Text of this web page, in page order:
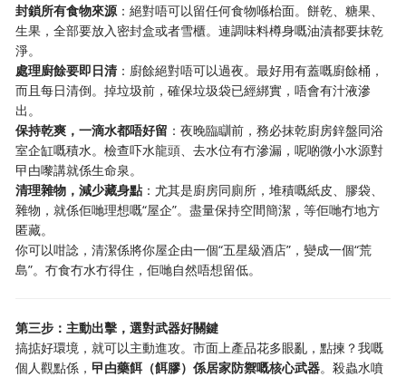
封鎖所有食物來源：絕對唔可以留任何食物喺枱面。餅乾、糖果、
生果，全部要放入密封盒或者雪櫃。連調味料樽身嘅油漬都要抹乾
淨。
處理廚餘要即日清：廚餘絕對唔可以過夜。最好用有蓋嘅廚餘桶，
而且每日清倒。掉垃圾前，確保垃圾袋已經綁實，唔會有汁液滲
出。
保持乾爽，一滴水都唔好留 ：夜晚臨瞓前，務必抹乾廚房鋅盤同浴
室企缸嘅積水。檢查吓水龍頭、去水位有冇滲漏，呢啲微小水源對
曱甴嚟講就係生命泉。
清理雜物，減少藏身點 ：尤其是廚房同廁所，堆積嘅紙皮、膠袋、
雜物，就係佢哋理想嘅“屋企”。盡量保持空間簡潔，等佢哋冇地方
匿藏。
你可以咁諗，清潔係將你屋企由一個“五星級酒店”，變成一個“荒
島”。冇食冇水冇得住，佢哋自然唔想留低。
第三步：主動出擊，選對武器好關鍵
搞掂好環境，就可以主動進攻。市面上產品花多眼亂，點揀？我嘅
個人觀點係， 曱甴藥餌（餌膠）係居家防禦嘅核心武器。殺蟲水噴